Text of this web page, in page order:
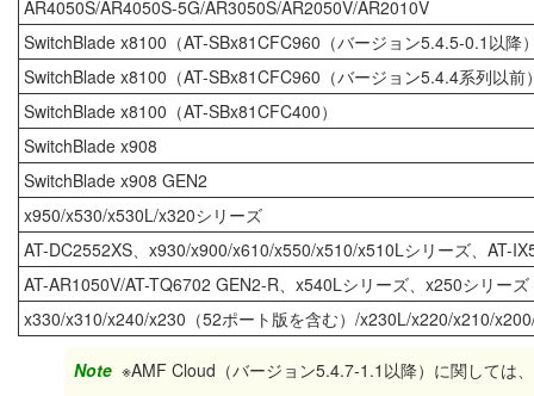
AR4050S/AR4050S-5G/AR3050S/AR2050V/AR2010V
SwitchBlade x8100（AT-SBx81CFC960（バージョン5.4.5-0.1以降
SwitchBlade x8100（AT-SBx81CFC960（バージョン5.4.4系列以前
SwitchBlade x8100（AT-SBx81CFC400）
SwitchBlade x908
SwitchBlade x908 GEN2
x950/x530/x530L/x320シリーズ
AT-DC2552XS、x930/x900/x610/x550/x510/x510Lシリーズ、AT-
AT-AR1050V/AT-TQ6702 GEN2-R、x540Lシリーズ、x250シリーズ
x330/x310/x240/x230（52ポート版を含む）/x230L/x220/x210/
Note ※AMF Cloud（バージョン5.4.7-1.1以降）に関しては